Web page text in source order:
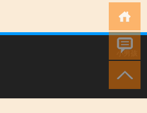
小男孩